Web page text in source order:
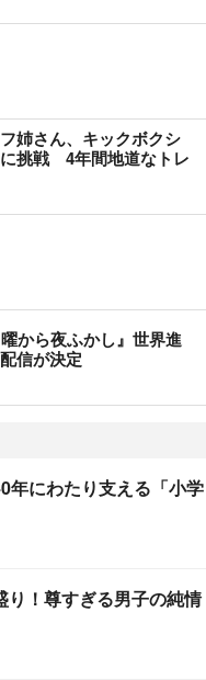
姉さん、キックボクシ
挑戦 4年間地道なトレ
から夜ふかし』世界進
信が決定
年にわたり支える「小学
り！尊すぎる男子の純情